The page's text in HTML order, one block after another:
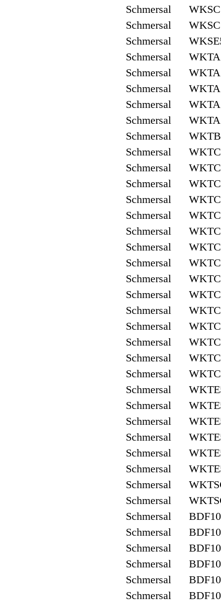
Schmersal
Schmersal
Schmersal
Schmersal
Schmersal
Schmersal
Schmersal
Schmersal
Schmersal
Schmersal
Schmersal
Schmersal
Schmersal
Schmersal
Schmersal
Schmersal
Schmersal
Schmersal
Schmersal
Schmersal
Schmersal
Schmersal
Schmersal
Schmersal
Schmersal
Schmersal
Schmersal
Schmersal
Schmersal
Schmersal
Schmersal
Schmersal
Schmersal
Schmersal
Schmersal
Schmersal
Schmersal
Schmersal